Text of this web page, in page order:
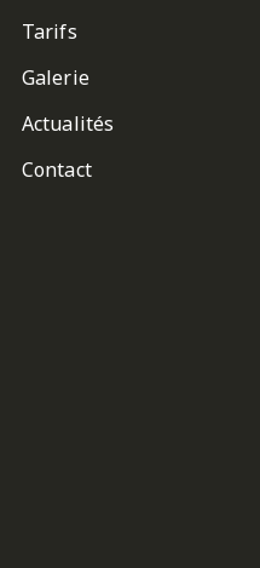
Tarifs
Galerie
Actualités
Contact